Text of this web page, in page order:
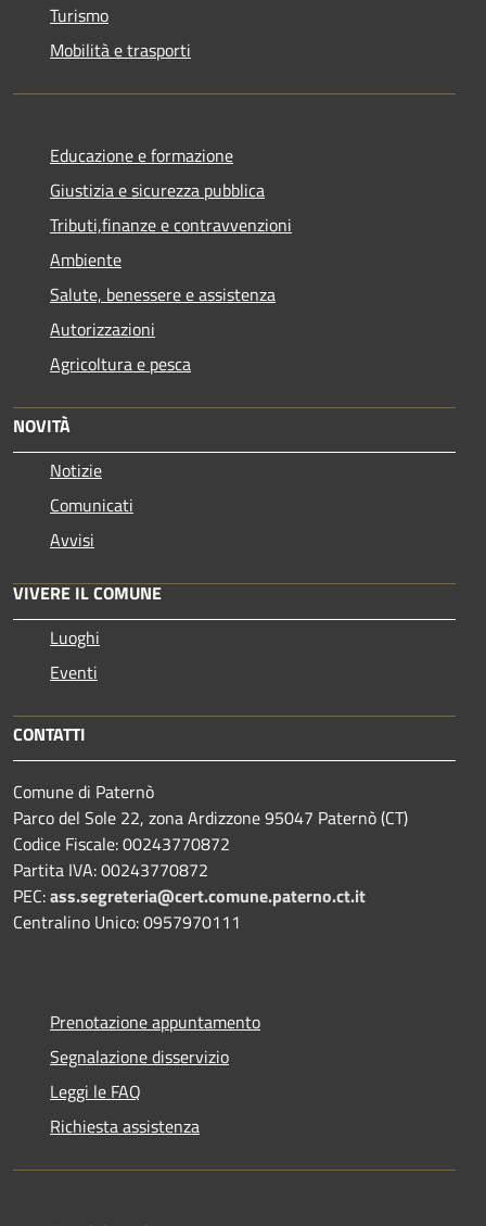
Turismo
Mobilità e trasporti
Educazione e formazione
Giustizia e sicurezza pubblica
Tributi,finanze e contravvenzioni
Ambiente
Salute, benessere e assistenza
Autorizzazioni
Agricoltura e pesca
NOVITÀ
Notizie
Comunicati
Avvisi
VIVERE IL COMUNE
Luoghi
Eventi
CONTATTI
Comune di Paternò
Parco del Sole 22, zona Ardizzone 95047 Paternò (CT)
Codice Fiscale: 00243770872
Partita IVA: 00243770872
PEC:ass.segreteria@cert.comune.paterno.ct.it
Centralino Unico: 0957970111
Prenotazione appuntamento
Segnalazione disservizio
Leggi le FAQ
Richiesta assistenza